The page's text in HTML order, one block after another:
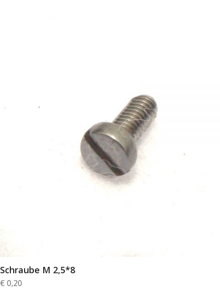
Schraube M 2,5*8
€ 0,20